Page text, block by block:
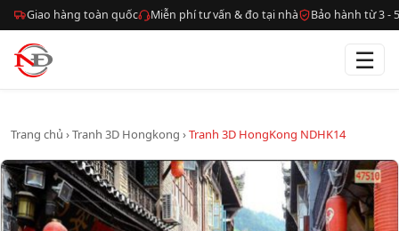
Giao hàng toàn quốc Miễn phí tư vấn & đo tại nhà Bảo hành từ 3 -
☰
Trang chủ ›Tranh 3D Hongkong ›Tranh 3D HongKong NDHK14